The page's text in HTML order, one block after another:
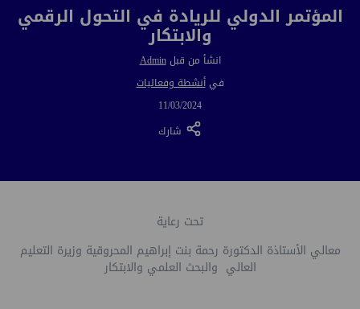
المؤتمر الدولي للريادة في التحول الرقمي
والابتكار
انشأ من قبلAdmin
فيأنشطة وفعاليات
11/03/2024
شارك
تحت رعاية
معالي الأستاذة الدكتورة رحمة بنت إبراهيم المحروقية وزيرة التعليم
العالي والبحث العلمي والابتكار